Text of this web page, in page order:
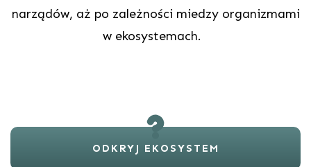
narządów, aż po zależności miedzy organizmami
w ekosystemach.
ODKRYJ EKOSYSTEM